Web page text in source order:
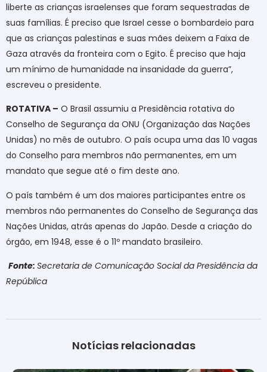
liberte as crianças israelenses que foram sequestradas de
suas famílias. É preciso que Israel cesse o bombardeio para
que as crianças palestinas e suas mães deixem a Faixa de
Gaza através da fronteira com o Egito. É preciso que haja
um mínimo de humanidade na insanidade da guerra”,
escreveu o presidente.
ROTATIVA – O Brasil assumiu a Presidência rotativa do
Conselho de Segurança da ONU (Organização das Nações
Unidas) no mês de outubro. O país ocupa uma das 10 vagas
do Conselho para membros não permanentes, em um
mandato que segue até o fim deste ano.
O país também é um dos maiores participantes entre os
membros não permanentes do Conselho de Segurança das
Nações Unidas, atrás apenas do Japão. Desde a criação do
órgão, em 1948, esse é o 11º mandato brasileiro.
Fonte: Secretaria de Comunicação Social da Presidência da
República
Notícias relacionadas